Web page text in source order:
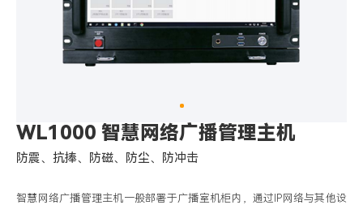
WL1000 智慧网络广播管理主机
防震、抗捧、防磁、防尘、防冲击
智慧网络广播管理主机一般部署于广播室机柜内，通过IP网络与其他设